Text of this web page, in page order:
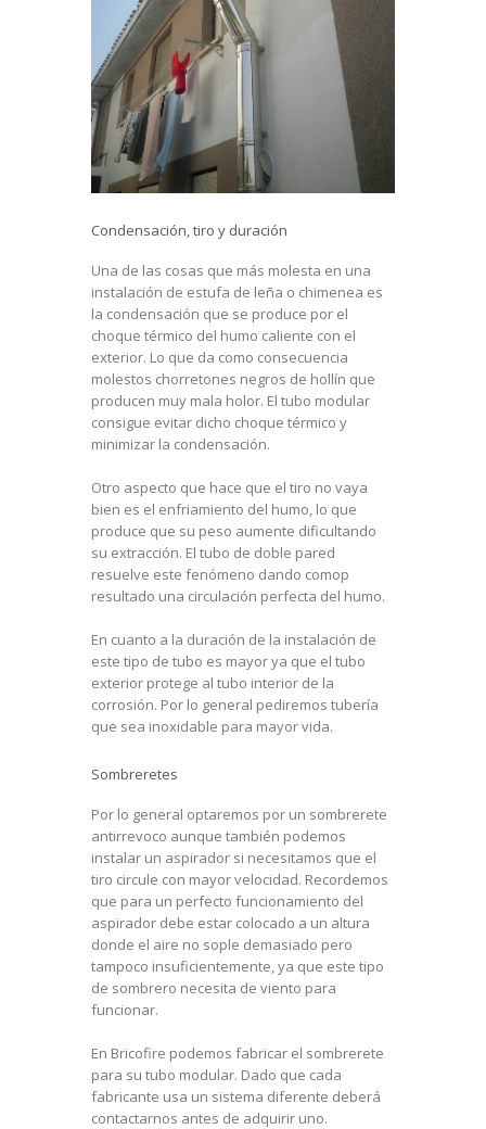
Condensación, tiro y duración
Una de las cosas que más molesta en una
instalación de estufa de leña o chimenea es
la condensación que se produce por el
choque térmico del humo caliente con el
exterior. Lo que da como consecuencia
molestos chorretones negros de hollín que
producen muy mala holor. El tubo modular
consigue evitar dicho choque térmico y
minimizar la condensación.
Otro aspecto que hace que el tiro no vaya
bien es el enfriamiento del humo, lo que
produce que su peso aumente dificultando
su extracción. El tubo de doble pared
resuelve este fenómeno dando comop
resultado una circulación perfecta del humo.
En cuanto a la duración de la instalación de
este tipo de tubo es mayor ya que el tubo
exterior protege al tubo interior de la
corrosión. Por lo general pediremos tubería
que sea inoxidable para mayor vida.
Sombreretes
Por lo general optaremos por un sombrerete
antirrevoco aunque también podemos
instalar un aspirador si necesitamos que el
tiro circule con mayor velocidad. Recordemos
que para un perfecto funcionamiento del
aspirador debe estar colocado a un altura
donde el aire no sople demasiado pero
tampoco insuficientemente, ya que este tipo
de sombrero necesita de viento para
funcionar.
En Bricofire podemos fabricar el sombrerete
para su tubo modular. Dado que cada
fabricante usa un sistema diferente deberá
contactarnos antes de adquirir uno.